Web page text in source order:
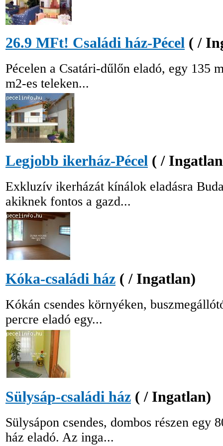
26.9 MFt! Családi ház-Pécel ( /
Pécelen a Csatári-dűlőn eladó, egy 135
m2-es teleken...
Legjobb ikerház-Pécel ( /
Exkluzív ikerházát kínálok eladásra
akiknek fontos a gazd...
Kóka-családi ház ( / Ingatlan)
Kókán csendes környéken,
percre eladó egy...
Sülysáp-családi ház ( / Ingatlan)
Sülysápon csendes, dombos részen egy
ház eladó. Az inga...